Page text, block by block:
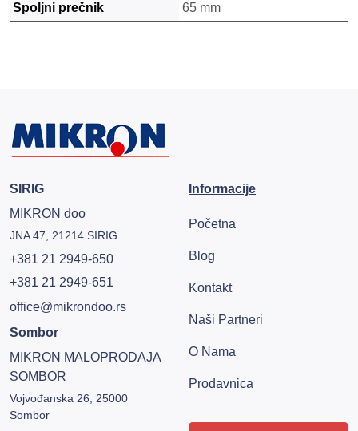
Spoljni prečnik
65 mm
SIRIG
MIKRON doo
JNA 47, 21214 SIRIG
+381 21 2949-650
+381 21 2949-651
office@mikrondoo.rs
Sombor
MIKRON MALOPRODAJA
SOMBOR
Vojvođanska 26, 25000
Sombor
Informacije
Početna
Blog
Kontakt
Naši Partneri
O Nama
Prodavnica